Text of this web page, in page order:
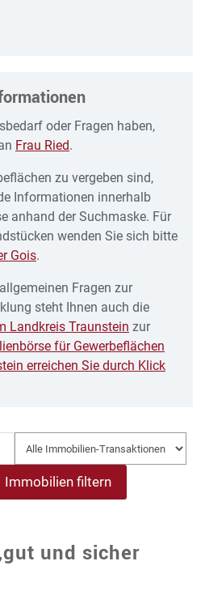
oder Fragen haben,
Frau Ried.
zu vergeben sind,
Informationen innerhalb
anhand der Suchmaske. Für
wenden Sie sich bitte
Gois.
Fragen zur
steht Ihnen auch die
Landkreis Traunstein zur
für Gewerbeflächen
erreichen Sie durch Klick
Immobilien filtern
und sicher